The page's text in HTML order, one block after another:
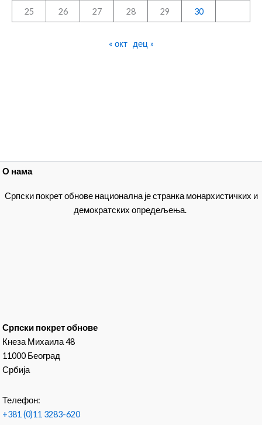
25 26 27 28 29 30
« окт дец »
О нама
Српски покрет обнове национална је странка монархистичких и
демократских опредељења.
Српски покрет обнове
Кнеза Михаила 48
11000 Београд
Србија
Телефон:
+381 (0)11 3283-620